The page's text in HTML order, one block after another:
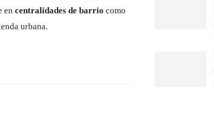
en centralidades de barrio como
urbana.